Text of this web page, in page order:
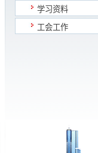
学习资料
工会工作